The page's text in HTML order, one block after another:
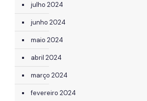
julho 2024
junho 2024
maio 2024
abril 2024
março 2024
fevereiro 2024